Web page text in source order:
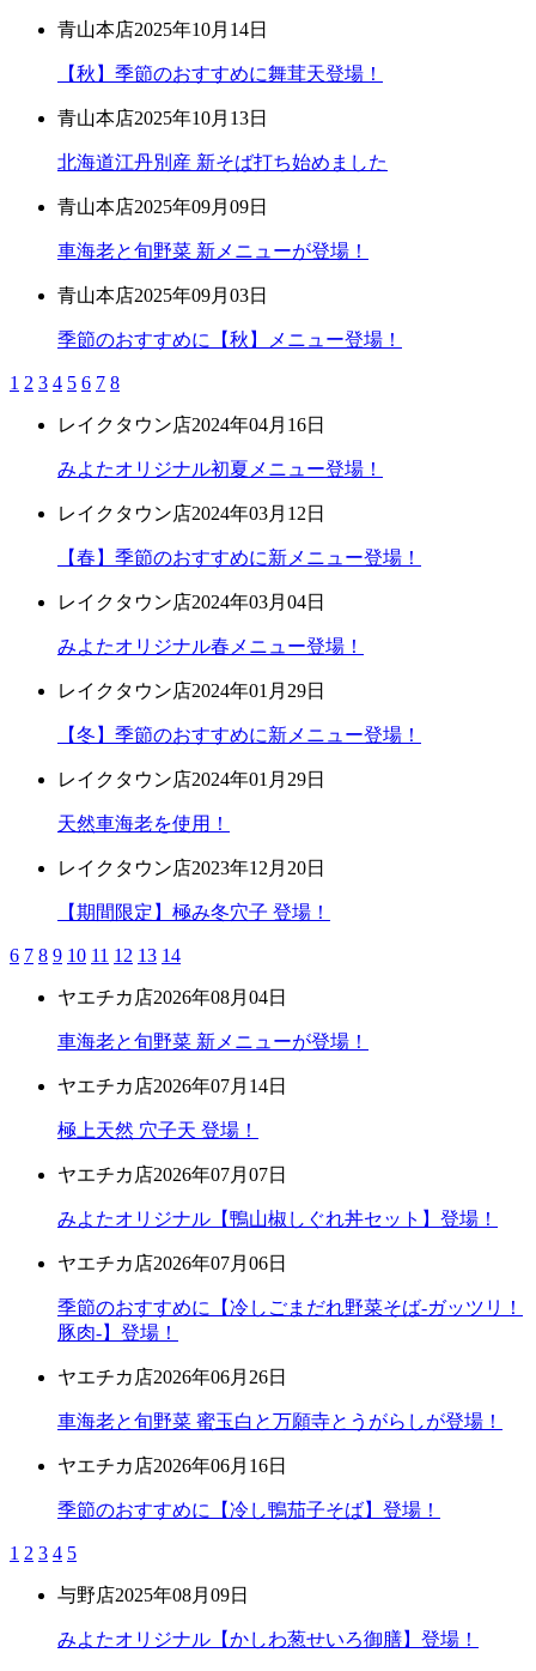
青山本店2025年10月14日
【秋】季節のおすすめに舞茸天登場！
青山本店2025年10月13日
北海道江丹別産 新そば打ち始めました
青山本店2025年09月09日
車海老と旬野菜 新メニューが登場！
青山本店2025年09月03日
季節のおすすめに【秋】メニュー登場！
1 2 3 4 5 6 7 8
レイクタウン店2024年04月16日
みよたオリジナル初夏メニュー登場！
レイクタウン店2024年03月12日
【春】季節のおすすめに新メニュー登場！
レイクタウン店2024年03月04日
みよたオリジナル春メニュー登場！
レイクタウン店2024年01月29日
【冬】季節のおすすめに新メニュー登場！
レイクタウン店2024年01月29日
天然車海老を使用！
レイクタウン店2023年12月20日
【期間限定】極み冬穴子 登場！
6 7 8 9 10 11 12 13 14
ヤエチカ店2026年08月04日
車海老と旬野菜 新メニューが登場！
ヤエチカ店2026年07月14日
極上天然 穴子天 登場！
ヤエチカ店2026年07月07日
みよたオリジナル【鴨山椒しぐれ丼セット】登場！
ヤエチカ店2026年07月06日
季節のおすすめに【冷しごまだれ野菜そば-ガッツリ！
豚肉-】登場！
ヤエチカ店2026年06月26日
車海老と旬野菜 蜜玉白と万願寺とうがらしが登場！
ヤエチカ店2026年06月16日
季節のおすすめに【冷し鴨茄子そば】登場！
1 2 3 4 5
与野店2025年08月09日
みよたオリジナル【かしわ葱せいろ御膳】登場！